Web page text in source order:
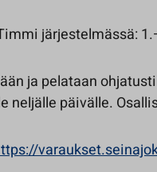
järjestelmässä:
ja pelataan
neljälle päivälle.